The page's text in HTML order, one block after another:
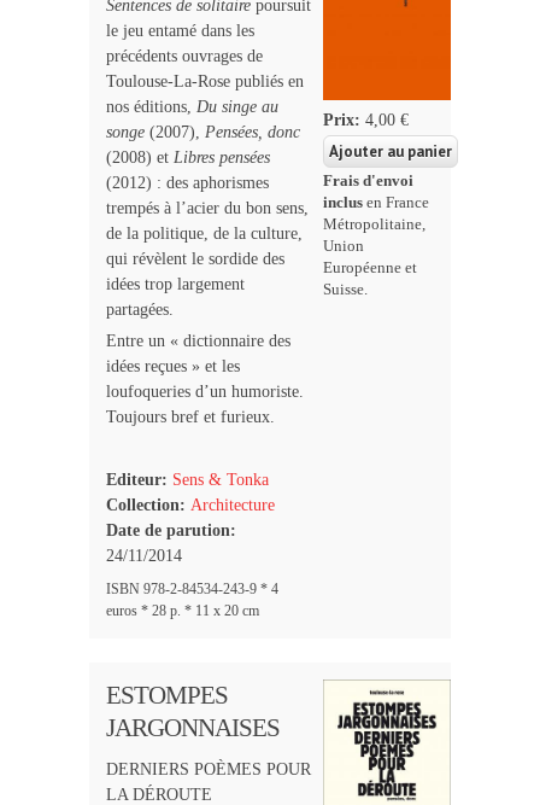
Sentences de solitaire poursuit
le jeu entamé dans les
précédents ouvrages de
Toulouse-La-Rose publiés en
nos éditions, Du singe au
songe (2007), Pensées, donc
(2008) et Libres pensées
(2012) : des aphorismes
trempés à l’acier du bon sens,
de la politique, de la culture,
qui révèlent le sordide des
idées trop largement
partagées.
Entre un « dictionnaire des
idées reçues » et les
loufoqueries d’un humoriste.
Toujours bref et furieux.
Editeur: Sens & Tonka
Collection: Architecture
Date de parution:
24/11/2014
ISBN 978-2-84534-243-9 * 4
euros * 28 p. * 11 x 20 cm
Prix:4,00 €
Frais d'envoi
inclus en France
Métropolitaine,
Union
Européenne et
Suisse.
ESTOMPES
JARGONNAISES
DERNIERS POÈMES POUR
LA DÉROUTE